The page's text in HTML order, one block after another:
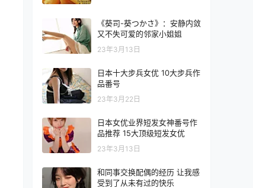
《葵司-葵つかさ》：安静内敛
又不失可爱的邻家小姐姐
23年3月13日
日本十大步兵女优 10大步兵作
品番号
23年3月22日
日本女优业界短发女神番号作
品推荐 15大顶级短发女优
23年3月13日
和同事交换配偶的经历 让我感
受到了从未有过的快乐